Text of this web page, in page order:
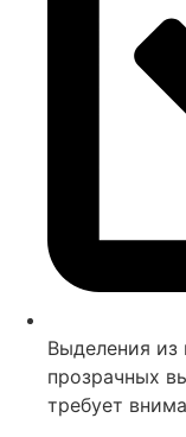
Выделения
прозрачных
требует